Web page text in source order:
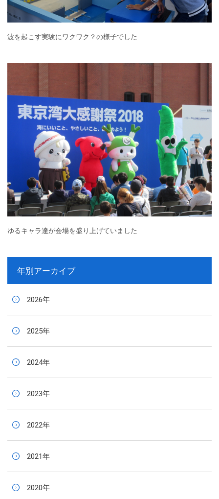
波を起こす実験にワクワク？の様子でした
ゆるキャラ達が会場を盛り上げていました
年別アーカイブ
2026年
2025年
2024年
2023年
2022年
2021年
2020年